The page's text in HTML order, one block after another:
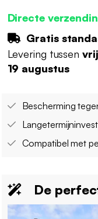
Directe
Gratis
Levering tussen
19 augustus
Bescherming
Compatibel met
De